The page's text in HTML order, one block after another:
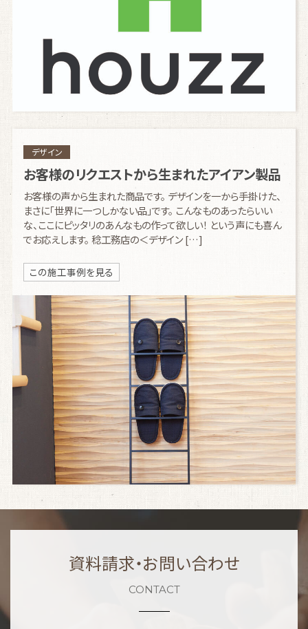
デザイン
お客様のリクエストから生まれたアイアン製品
お客様の声から生まれた商品です。 デザインを一から手掛けた、
まさに「世界に一つしかない品」です。 こんなものあったらいい
な、ここにピッタリのあんなもの作って欲しい！ という声にも喜ん
でお応えします。 稔工務店の＜デザイン […]
この施工事例を見る
資料請求・お問い合わせ
CONTACT